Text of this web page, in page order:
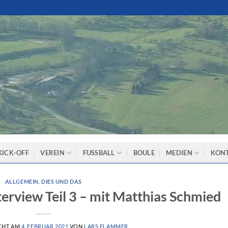
OFF VEREIN FUSSBALL BOULE MEDIEN
ALLGEMEIN DIES UND DAS
Teil 3 – mit Matthias Schmied
AM 4. FEBRUAR 2021 VON LARS FLAMMER